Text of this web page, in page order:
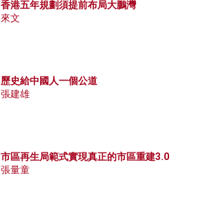
香港五年規劃須提前布局大鵬灣
來文
歷史給中國人一個公道
張建雄
市區再生局範式實現真正的市區重建3.0
張量童